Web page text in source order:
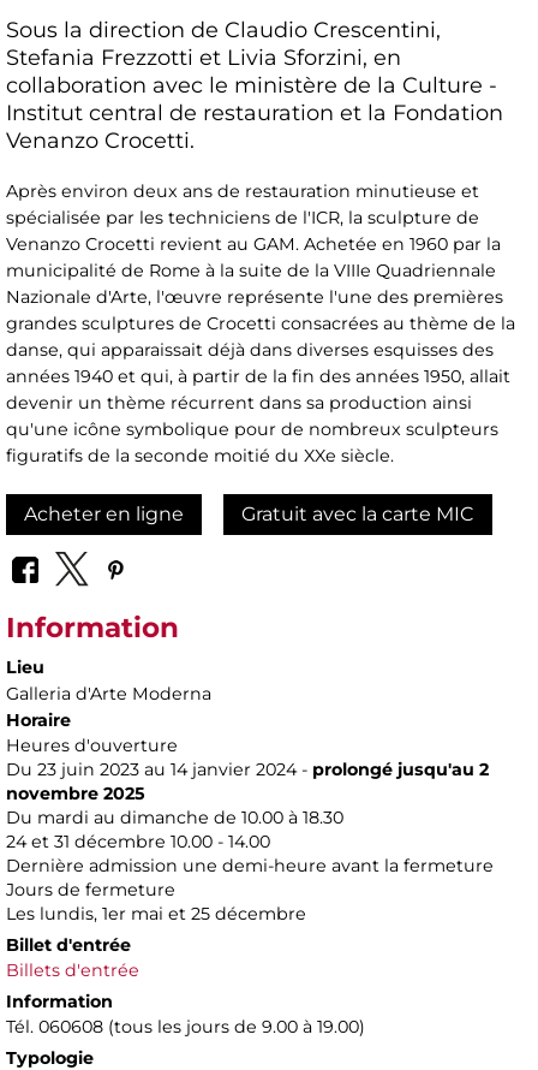
Sous la direction de Claudio Crescentini,
Stefania Frezzotti et Livia Sforzini, en
collaboration avec le ministère de la Culture -
Institut central de restauration et la Fondation
Venanzo Crocetti.
Après environ deux ans de restauration minutieuse et
spécialisée par les techniciens de l'ICR, la sculpture de
Venanzo Crocetti revient au GAM. Achetée en 1960 par la
municipalité de Rome à la suite de la VIIIe Quadriennale
Nazionale d'Arte, l'œuvre représente l'une des premières
grandes sculptures de Crocetti consacrées au thème de la
danse, qui apparaissait déjà dans diverses esquisses des
années 1940 et qui, à partir de la fin des années 1950, allait
devenir un thème récurrent dans sa production ainsi
qu'une icône symbolique pour de nombreux sculpteurs
figuratifs de la seconde moitié du XXe siècle.
Acheter en ligne Gratuit avec la carte MIC
Information
Lieu
Galleria d'Arte Moderna
Horaire
Heures d'ouverture
Du 23 juin 2023 au 14 janvier 2024 - prolongé jusqu'au 2
novembre 2025
Du mardi au dimanche de 10.00 à 18.30
24 et 31 décembre 10.00 - 14.00
Dernière admission une demi-heure avant la fermeture
Jours de fermeture
Les lundis, 1er mai et 25 décembre
Billet d'entrée
Billets d'entrée
Information
Tél. 060608 (tous les jours de 9.00 à 19.00)
Typologie